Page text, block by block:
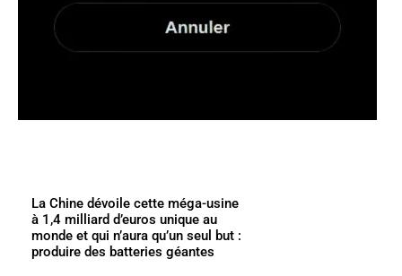
La Chine dévoile cette méga-usine
à 1,4 milliard d’euros unique au
monde et qui n’aura qu’un seul but :
produire des batteries géantes